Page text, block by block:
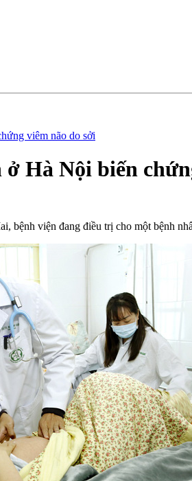
viêm não do sởi
Hà Nội biến
bệnh viện đang điều trị cho một bệnh